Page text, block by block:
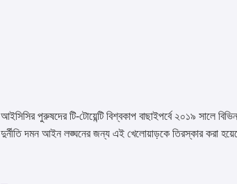
আইসিসির পুরুষদের টি-টোয়েন্টি বিশ্বকাপ বাছাইপর্বে ২০১৯ সালে
দুর্নীতি দমন আইন লঙ্ঘনের জন্য এই খেলোয়াড়কে তিরস্কার করা